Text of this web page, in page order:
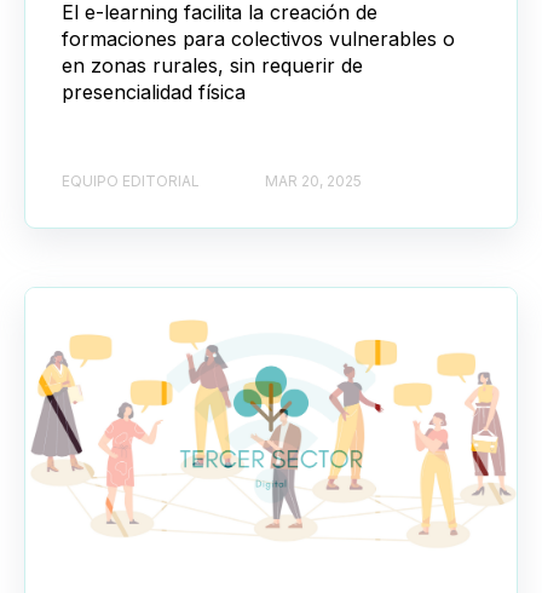
El e-learning facilita la creación de
formaciones para colectivos vulnerables o
en zonas rurales, sin requerir de
presencialidad física
EQUIPO EDITORIAL MAR 20, 2025